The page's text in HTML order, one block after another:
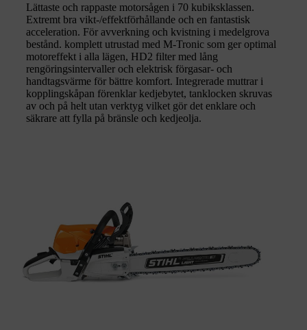
Lättaste och rappaste motorsågen i 70 kubiksklassen.
Extremt bra vikt-/effektförhållande och en fantastisk
acceleration. För avverkning och kvistning i medelgrova
bestånd. komplett utrustad med M-Tronic som ger optimal
motoreffekt i alla lägen, HD2 filter med lång
rengöringsintervaller och elektrisk förgasar- och
handtagsvärme för bättre komfort. Integrerade muttrar i
kopplingskåpan förenklar kedjebytet, tanklocken skruvas
av och på helt utan verktyg vilket gör det enklare och
säkrare att fylla på bränsle och kedjeolja.